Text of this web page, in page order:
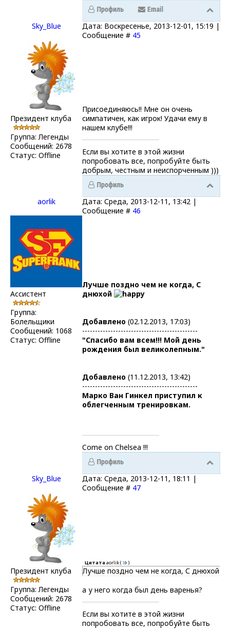
Sky_Blue
Дата: Воскресенье, 2013-12-01, 15:19 |
Сообщение # 45
Президент клуба
Группа: Легенды
Сообщений: 2678
Статус: Offline
Присоединяюсь!! Мне он очень
симпатичен, как игрок! Удачи ему в
нашем клубе!!!
Если вы хотите в этой жизни
попробовать все, попробуйте быть
добрым, честным и неиспорченным )))
aorlik
Дата: Среда, 2013-12-11, 13:42 |
Сообщение # 46
Ассистент
Группа:
Болельщики
Сообщений: 1068
Статус: Offline
Лучше поздно чем не когда, С
днюхой
Добавлено (02.12.2013, 17:03)
---------------------------------------------
"Спасибо вам всем!!! Мой день
рождения был великолепным."
Добавлено (11.12.2013, 13:42)
---------------------------------------------
Марко Ван Гинкел приступил к
облегченным тренировкам.
Come on Chelsea !!!
Sky_Blue
Дата: Среда, 2013-12-11, 18:11 |
Сообщение # 47
Президент клуба
Группа: Легенды
Сообщений: 2678
Статус: Offline
Цитатаaorlik( )
Лучше поздно чем не когда, С днюхой
а у него когда был день варенья?
Если вы хотите в этой жизни
попробовать все, попробуйте быть